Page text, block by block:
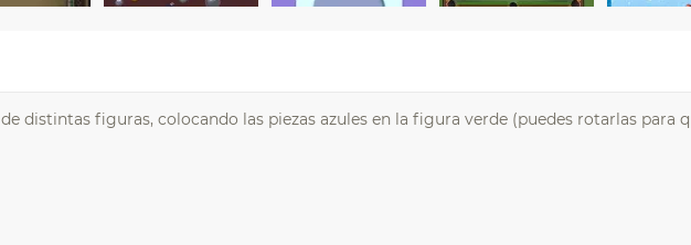
de distintas figuras, colocando las piezas azules en la figura verde (puedes rotarlas para